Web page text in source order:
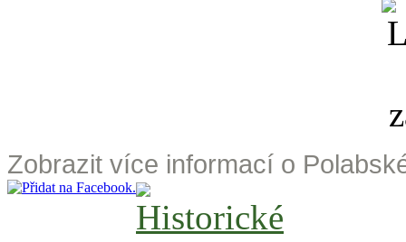
Zobrazit více informací o